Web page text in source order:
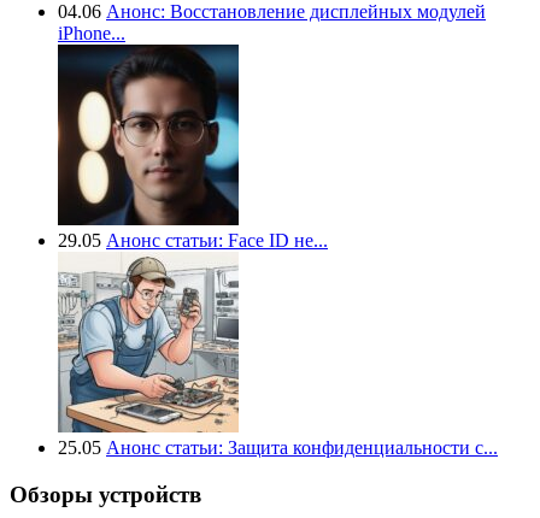
04.06 Анонс: Восстановление дисплейных модулей
iPhone...
29.05 Анонс статьи: Face ID не...
25.05 Анонс статьи: Защита конфиденциальности с...
Обзоры устройств